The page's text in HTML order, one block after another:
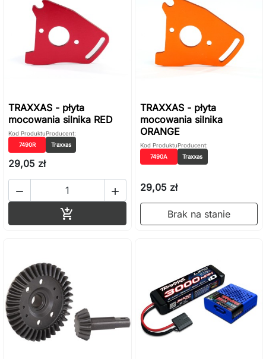
TRAXXAS - płyta
mocowania silnika RED
Kod Produktu
7490R
Producent:
Traxxas
29,05 zł
 

TRAXXAS - płyta
mocowania silnika
ORANGE
Kod Produktu
7490A
Producent:
Traxxas
29,05 zł
Brak na stanie